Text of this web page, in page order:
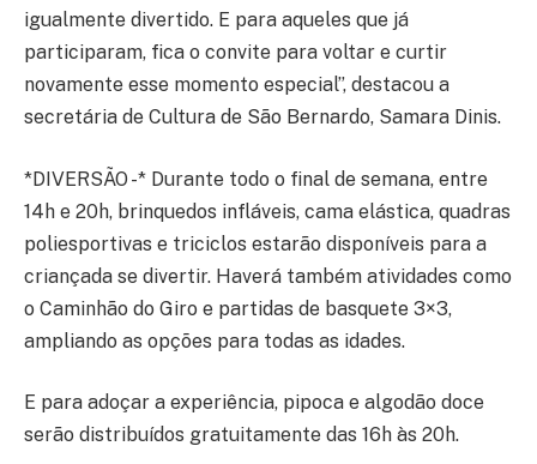
igualmente divertido. E para aqueles que já
participaram, fica o convite para voltar e curtir
novamente esse momento especial”, destacou a
secretária de Cultura de São Bernardo, Samara Dinis.
*DIVERSÃO -* Durante todo o final de semana, entre
14h e 20h, brinquedos infláveis, cama elástica, quadras
poliesportivas e triciclos estarão disponíveis para a
criançada se divertir. Haverá também atividades como
o Caminhão do Giro e partidas de basquete 3×3,
ampliando as opções para todas as idades.
E para adoçar a experiência, pipoca e algodão doce
serão distribuídos gratuitamente das 16h às 20h.